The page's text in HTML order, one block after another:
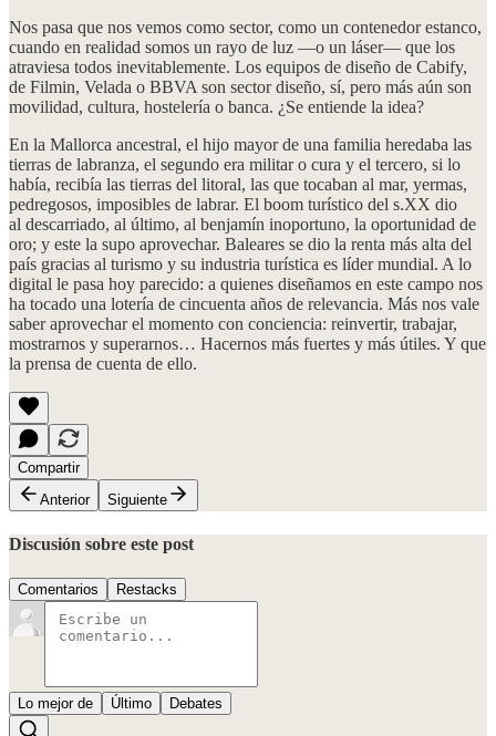
Nos pasa que nos vemos como sector, como un contenedor estanco,
cuando en realidad somos un rayo de luz —o un láser— que los
atraviesa todos inevitablemente. Los equipos de diseño de Cabify,
de Filmin, Velada o BBVA son sector diseño, sí, pero más aún son
movilidad, cultura, hostelería o banca. ¿Se entiende la idea?
En la Mallorca ancestral, el hijo mayor de una familia heredaba las
tierras de labranza, el segundo era militar o cura y el tercero, si lo
había, recibía las tierras del litoral, las que tocaban al mar, yermas,
pedregosos, imposibles de labrar. El boom turístico del s.XX dio
al descarriado, al último, al benjamín inoportuno, la oportunidad de
oro; y este la supo aprovechar. Baleares se dio la renta más alta del
país gracias al turismo y su industria turística es líder mundial. A lo
digital le pasa hoy parecido: a quienes diseñamos en este campo nos
ha tocado una lotería de cincuenta años de relevancia. Más nos vale
saber aprovechar el momento con conciencia: reinvertir, trabajar,
mostrarnos y superarnos… Hacernos más fuertes y más útiles. Y que
la prensa de cuenta de ello.
Compartir
Anterior
Siguiente
Discusión sobre este post
Comentarios Restacks
Lo mejor de Último Debates